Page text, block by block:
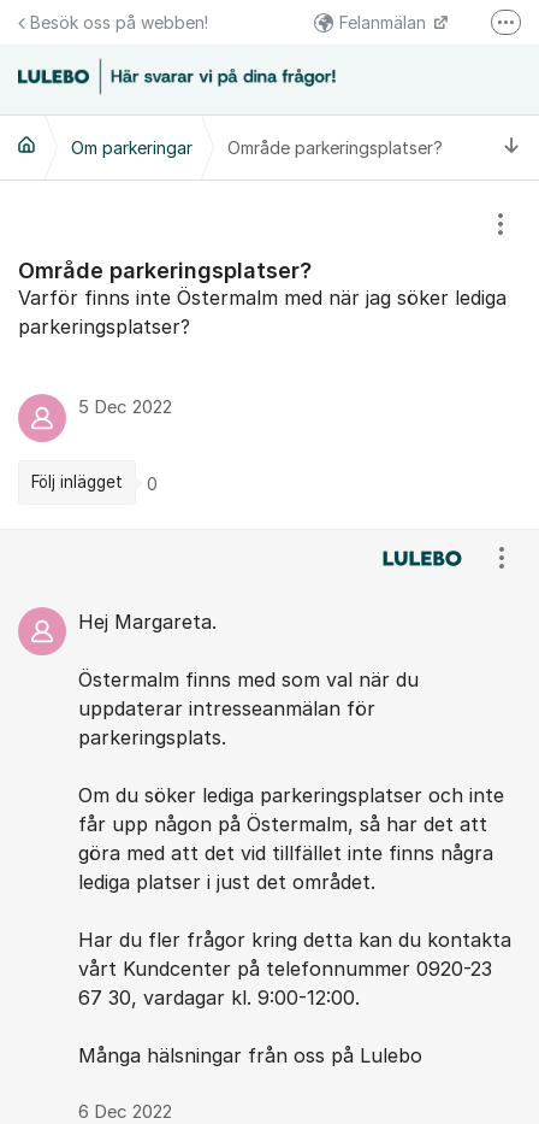
Hoppa till innehåll
Besök oss på webben! Felanmälan
Följs oss på Facebook
Växel 0920-23 67 00
Kundcenter 0920-23 67 30
Om parkeringar Område parkeringsplatser?
Område parkeringsplatser?
Varför finns inte Östermalm med när jag söker lediga
parkeringsplatser?
5 Dec 2022
Följ inlägget 0
Hej Margareta.
Östermalm finns med som val när du
uppdaterar intresseanmälan för
parkeringsplats.
Om du söker lediga parkeringsplatser och inte
får upp någon på Östermalm, så har det att
göra med att det vid tillfället inte finns några
lediga platser i just det området.
Har du fler frågor kring detta kan du kontakta
vårt Kundcenter på telefonnummer 0920-23
67 30, vardagar kl. 9:00-12:00.
Många hälsningar från oss på Lulebo
6 Dec 2022